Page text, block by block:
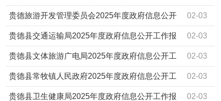
工作年度报告 02-03
贵德旅游开发管理委员会2025年度政府信息公开
工作报告 02-03
贵德县交通运输局2025年度政府信息公开工作报
告 02-03
贵德县文体旅游广电局2025年度政府信息公开工
作报告 02-03
贵德县常牧镇人民政府2025年度政府信息公开工
作报告 02-03
贵德县卫生健康局2025年度政府信息公开工作报